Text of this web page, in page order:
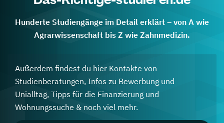
Hunderte Studiengänge im Detail erklärt – von A wie
Agrarwissenschaft bis Z wie Zahnmedizin.
Außerdem findest du hier Kontakte von
Studienberatungen, Infos zu Bewerbung und
Unialltag, Tipps für die Finanzierung und
Wohnungssuche & noch viel mehr.